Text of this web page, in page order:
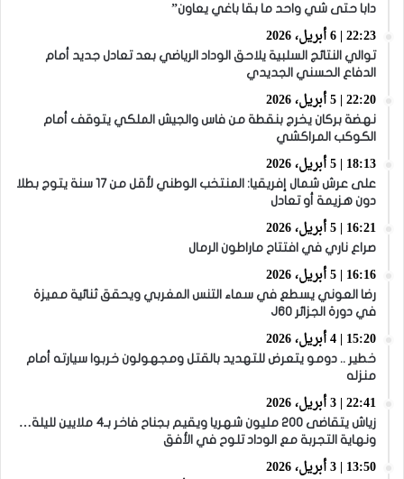
دابا حتى شي واحد ما بقا باغي يعاون”
22:23 | 6 أبريل، 2026
توالي النتائج السلبية يلاحق الوداد الرياضي بعد تعادل جديد أمام
الدفاع الحسني الجديدي
22:20 | 5 أبريل، 2026
نهضة بركان يخرج بنقطة من فاس والجيش الملكي يتوقف أمام
الكوكب المراكشي
18:13 | 5 أبريل، 2026
على عرش شمال إفريقيا: المنتخب الوطني لأقل من 17 سنة يتوج بطلا
دون هزيمة أو تعادل
16:21 | 5 أبريل، 2026
صراع ناري في افتتاح ماراطون الرمال
16:16 | 5 أبريل، 2026
رضا العوني يسطع في سماء التنس المغربي ويحقق ثنائية مميزة
في دورة الجزائر J60
15:20 | 4 أبريل، 2026
خطير .. دومو يتعرض للتهديد بالقتل ومجهولون خربوا سيارته أمام
منزله
22:41 | 3 أبريل، 2026
زياش يتقاضى 200 مليون شهريا ويقيم بجناح فاخر بـ4 ملايين لليلة…
ونهاية التجربة مع الوداد تلوح في الأفق
13:50 | 3 أبريل، 2026